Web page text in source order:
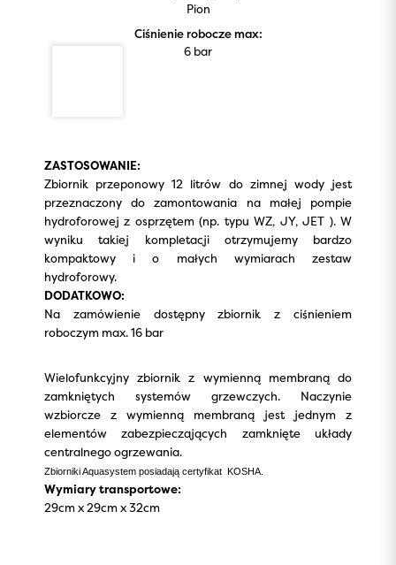
Pion
Ciśnienie robocze max:
6 bar
ZASTOSOWANIE:
Zbiornik przeponowy 12 litrów do zimnej wody jest
przeznaczony do zamontowania na małej pompie
hydroforowej z osprzętem (np. typu WZ, JY, JET ). W
wyniku takiej kompletacji otrzymujemy bardzo
kompaktowy i o małych wymiarach zestaw
hydroforowy.
DODATKOWO:
Na zamówienie dostępny zbiornik z ciśnieniem
roboczym max. 16 bar
Wielofunkcyjny zbiornik z wymienną membraną do
zamkniętych systemów grzewczych. Naczynie
wzbiorcze z wymienną membraną jest jednym z
elementów zabezpieczających zamknięte układy
centralnego ogrzewania.
Zbiorniki Aquasystem posiadają certyfikat KOSHA.
Wymiary transportowe:
29cm x 29cm x 32cm